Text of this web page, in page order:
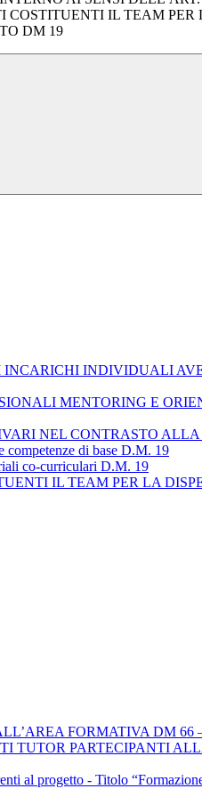
COSTITUENTI IL TEAM PER
DM 19
INDIVIDUALI
MENTORING E
NEL CONTRASTO
competenze di base D.M. 19
co-curriculari D.M. 19
IL TEAM PER LA
FORMATIVA DM 66
TUTOR PARTECIPANTI
progetto - Titolo